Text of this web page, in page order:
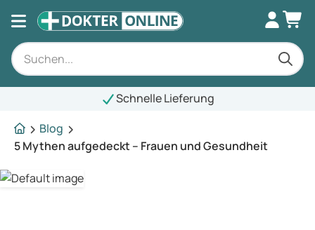
Schnelle Lieferung
Blog
5 Mythen aufgedeckt – Frauen und Gesundheit